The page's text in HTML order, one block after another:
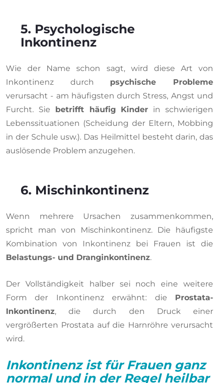
5. Psychologische
Inkontinenz
Wie der Name schon sagt, wird diese Art von
Inkontinenz durch psychische Probleme
verursacht - am häufigsten durch Stress, Angst und
Furcht. Sie betrifft häufig Kinder in schwierigen
Lebenssituationen (Scheidung der Eltern, Mobbing
in der Schule usw.). Das Heilmittel besteht darin, das
auslösende Problem anzugehen.
6. Mischinkontinenz
Wenn mehrere Ursachen zusammenkommen,
spricht man von Mischinkontinenz. Die häufigste
Kombination von Inkontinenz bei Frauen ist die
Belastungs- und Dranginkontinenz.
Der Vollständigkeit halber sei noch eine weitere
Form der Inkontinenz erwähnt: die Prostata-
Inkontinenz, die durch den Druck einer
vergrößerten Prostata auf die Harnröhre verursacht
wird.
Inkontinenz ist für Frauen ganz
normal und in der Regel heilbar